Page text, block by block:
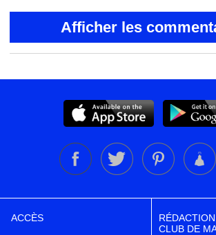
Afficher les
ACCÈS
CLUB DE